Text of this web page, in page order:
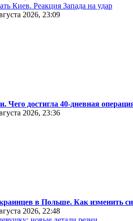
Киев. Реакция Запада на удар
2026, 23:09
Чего достигла 40-дневная
2026, 23:36
в Польше. Как изменить
2026, 22:48